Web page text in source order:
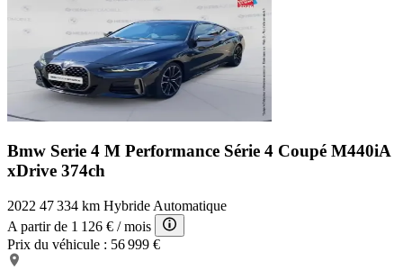
Bmw Serie 4 M Performance Série 4 Coupé M440iA
xDrive 374ch
2022 47 334 km Hybride Automatique
A partir de 1 126 € / mois
Prix du véhicule : 56 999 €